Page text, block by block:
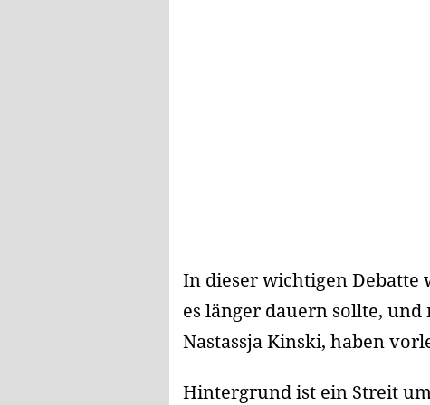
In dieser wichtigen Debatte
es länger dauern sollte,
Nastassja Kinski, haben
Hintergrund ist ein Streit um